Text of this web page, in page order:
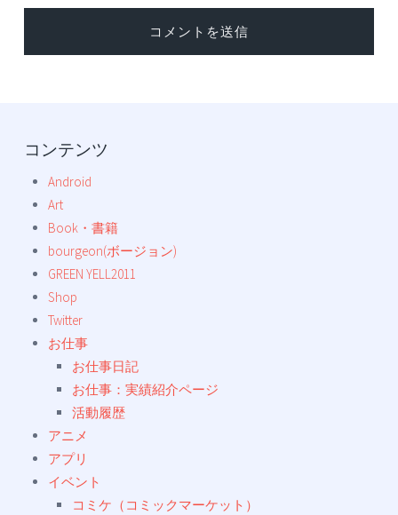
コンテンツ
Android
Art
Book・書籍
bourgeon(ボージョン)
GREEN YELL2011
Shop
Twitter
お仕事
お仕事日記
お仕事：実績紹介ページ
活動履歴
アニメ
アプリ
イベント
コミケ（コミックマーケット）